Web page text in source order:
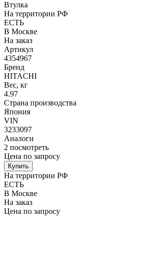
Втулка
На территории РФ
ЕСТЬ
В Москве
На заказ
Артикул
4354967
Бренд
HITACHI
Вес, кг
4.97
Страна производства
Япония
VIN
3233097
Аналоги
2 посмотреть
Цена по запросу
Купить
На территории РФ
ЕСТЬ
В Москве
На заказ
Цена по запросу